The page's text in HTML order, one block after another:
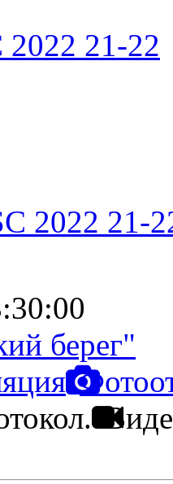
21-22
2022 21-
берег"